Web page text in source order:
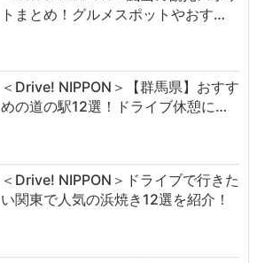
トまとめ！グルメスポットやおす…
＜Drive! NIPPON＞【群馬県】おすす
めの道の駅12選！ドライブ休憩に…
＜Drive! NIPPON＞ドライブで行きた
い関東で人気の浜焼き12選を紹介！